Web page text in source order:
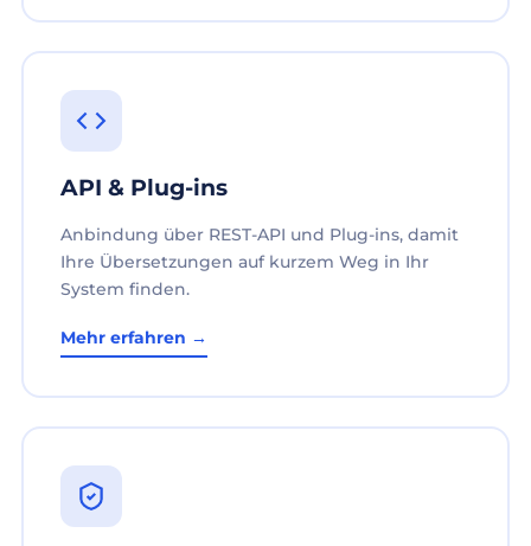
API & Plug-ins
Anbindung über REST-API und Plug-ins, damit
Ihre Übersetzungen auf kurzem Weg in Ihr
System finden.
Mehr erfahren →